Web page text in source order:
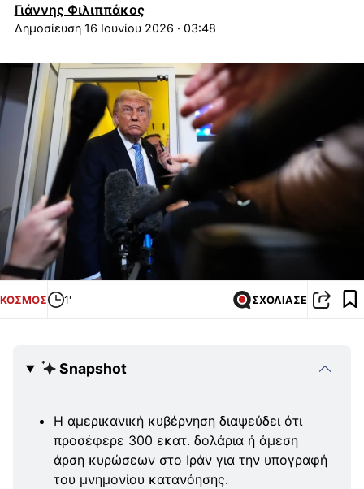
Γιάννης Φιλιππάκος
16 Ιουνίου 2026 · 03:48
ΚΟΣΜΟΣ 1' ΣΧΟΛΙΑΣΕ
Snapshot
Η αμερικανική κυβέρνηση διαψεύδει ότι
προσέφερε 300 εκατ. δολάρια ή άμεση
άρση κυρώσεων στο Ιράν για την υπογραφή
του μνημονίου κατανόησης.